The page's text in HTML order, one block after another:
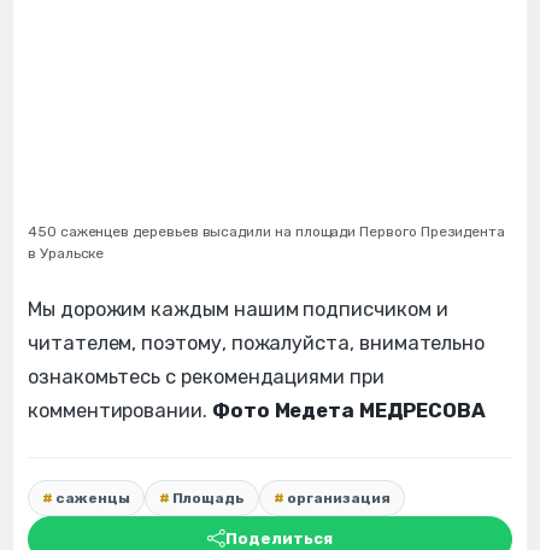
450 саженцев деревьев высадили на площади Первого Президента
в Уральске
Мы дорожим каждым нашим подписчиком и
читателем, поэтому, пожалуйста, внимательно
ознакомьтесь с рекомендациями при
комментировании. Фото Медета МЕДРЕСОВА
саженцы Площадь организация
Поделиться